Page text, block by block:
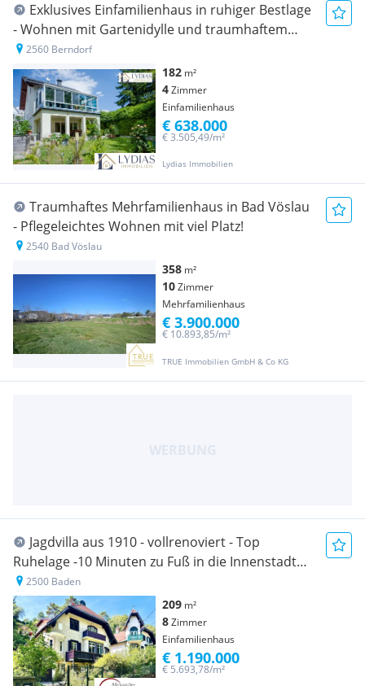
Exklusives Einfamilienhaus in ruhiger Bestlage
- Wohnen mit Gartenidylle und traumhaftem
Weitblick aus dem Wintergarten
2560 Berndorf
182 m²
4Zimmer
Einfamilienhaus
Lydias Immobilien
€ 3.505,49/m²
€ 638.000
Traumhaftes Mehrfamilienhaus in Bad Vöslau
- Pflegeleichtes Wohnen mit viel Platz!
2540 Bad Vöslau
358 m²
10Zimmer
Mehrfamilienhaus
TRUE Immobilien GmbH & Co KG
€ 10.893,85/m²
€ 3.900.000
Jagdvilla aus 1910 - vollrenoviert - Top
Ruhelage -10 Minuten zu Fuß in die Innenstadt
von Baden
2500 Baden
209 m²
8Zimmer
Einfamilienhaus
€ 5.693,78/m²
€ 1.190.000